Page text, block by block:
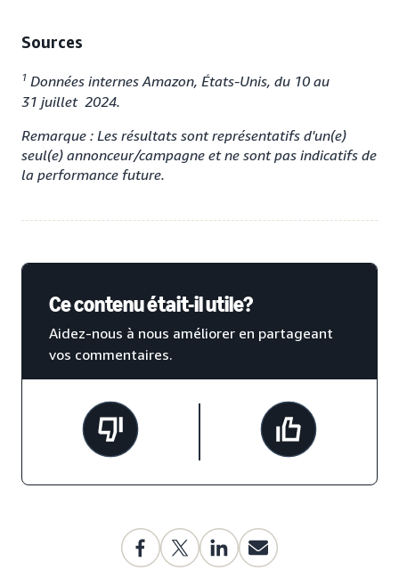
Sources
1 Données internes Amazon, États-Unis, du 10 au
31 juillet 2024.
Remarque : Les résultats sont représentatifs d'un(e)
seul(e) annonceur/campagne et ne sont pas indicatifs de
la performance future.
Ce contenu était-il utile?
Aidez-nous à nous améliorer en partageant
vos commentaires.